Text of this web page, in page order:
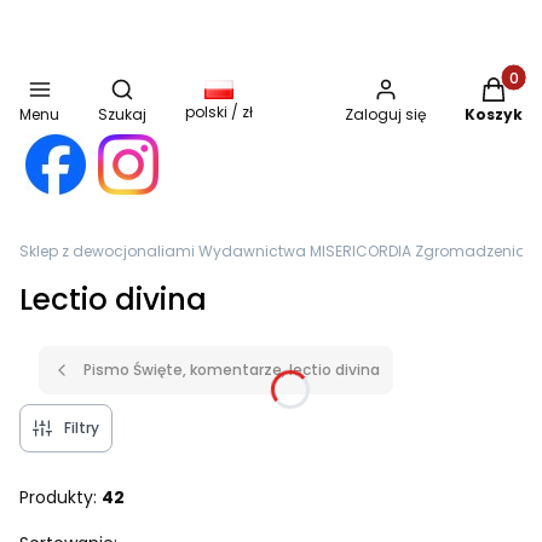
Menu
Otwórz wyszukiwarkę
Szukaj polski / zł Zaloguj się Koszyk
Sklep z dewocjonaliami Wydawnictwa MISERICORDIA Zgromadzenia
Lectio divina
Pismo Święte, komentarze, lectio divina
Filtry
Produkty: 42